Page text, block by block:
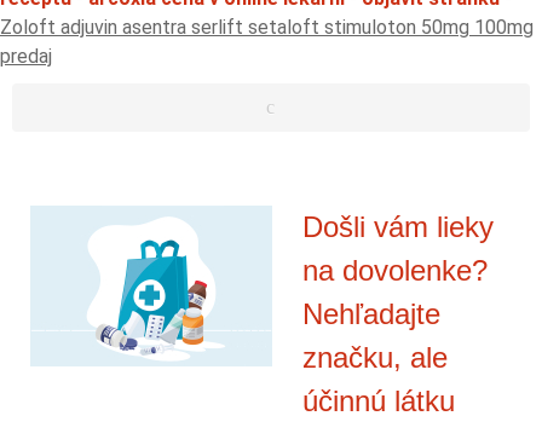
Zoloft adjuvin asentra serlift setaloft stimuloton 50mg 100mg
predaj
Došli vám lieky
na dovolenke?
Nehľadajte
značku, ale
účinnú látku